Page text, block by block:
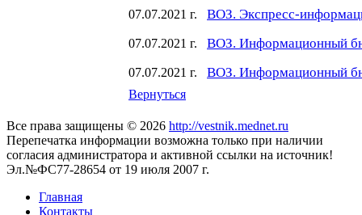
07.07.2021 г. ВОЗ. Экспресс-
07.07.2021 г. ВОЗ. Информационный
07.07.2021 г. ВОЗ. Информационный
Вернуться
Все права защищены © 2026 http://vestnik.mednet.ru
Перепечатка информации возможна только при наличии
согласия администратора и активной ссылки на источник!
Эл.№ФС77-28654 от 19 июля 2007 г.
Главная
Контакты